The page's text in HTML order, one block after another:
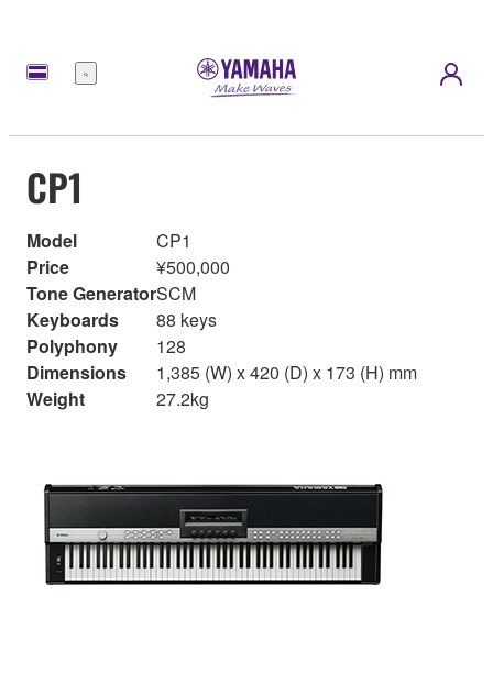
Menu
CP1
Model
CP1
Price
¥500,000
Tone GeneratorSCM
Keyboards
88 keys
Polyphony
128
Dimensions
1,385 (W) x 420 (D) x 173 (H) mm
Weight
27.2kg